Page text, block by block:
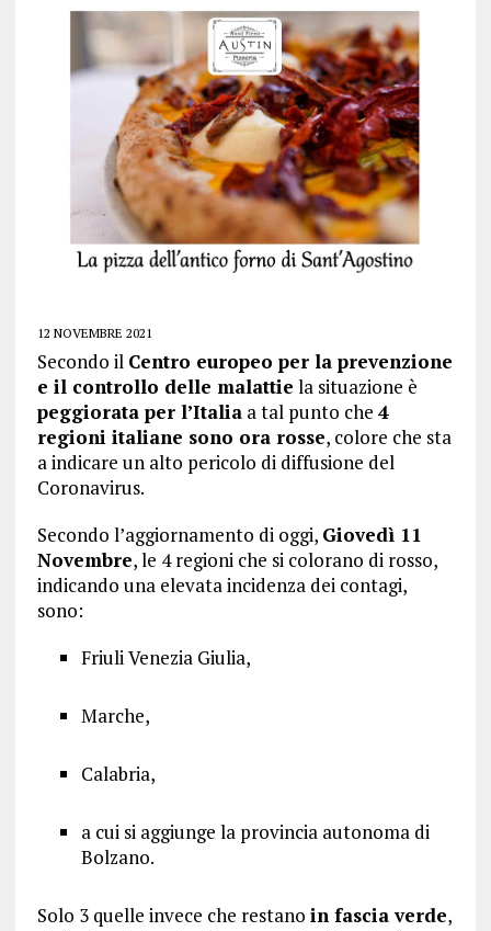
12 NOVEMBRE 2021
Secondo il Centro europeo per la prevenzione
e il controllo delle malattie la situazione è
peggiorata per l’Italiaa tal punto che 4
regioni italiane sono ora rosse, colore che sta
a indicare un alto pericolo di diffusione del
Coronavirus.
Secondo l’aggiornamento di oggi, Giovedì 11
Novembre, le 4 regioni che si colorano di rosso,
indicando una elevata incidenza dei contagi,
sono:
Friuli Venezia Giulia,
Marche,
Calabria,
a cui si aggiunge la provincia autonoma di
Bolzano.
Solo 3 quelle invece che restano in fascia verde,